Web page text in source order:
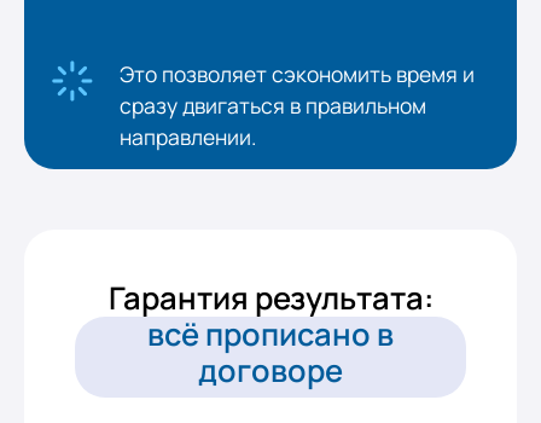
Это позволяет сэкономить время и
сразу двигаться в правильном
направлении.
Гарантия результата:
всё прописано в
договоре